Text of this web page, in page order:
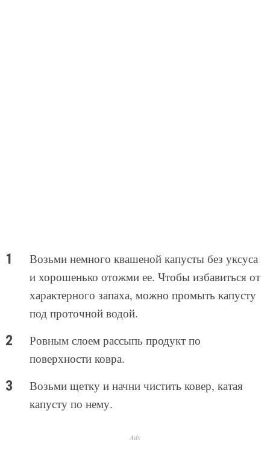
Возьми немного квашеной капусты без уксуса
и хорошенько отожми ее. Чтобы избавиться от
характерного запаха, можно промыть капусту
под проточной водой.
Ровным слоем рассыпь продукт по
поверхности ковра.
Возьми щетку и начни чистить ковер, катая
капусту по нему.
Ads